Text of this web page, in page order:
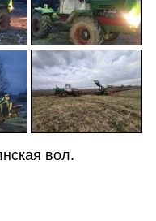
вол.